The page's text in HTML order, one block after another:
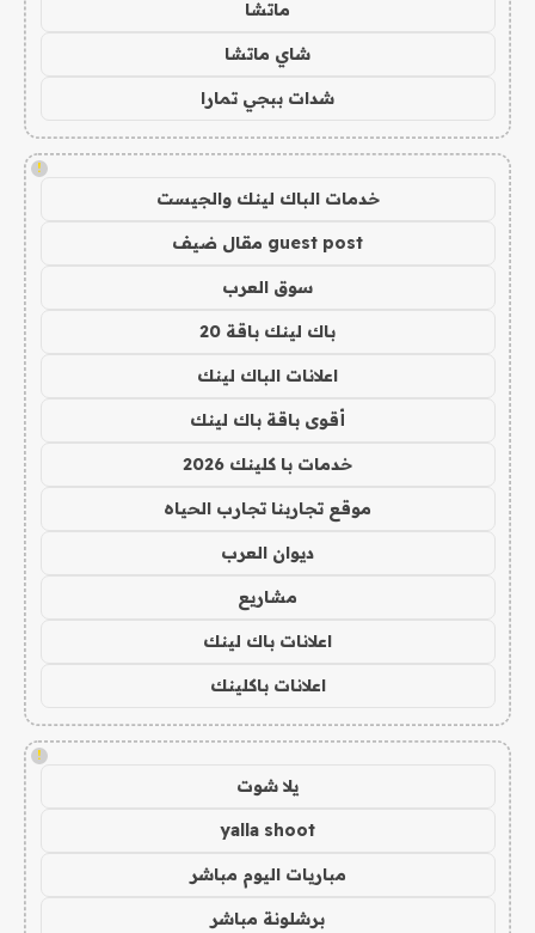
ماتشا
شاي ماتشا
شدات ببجي تمارا
!
خدمات الباك لينك والجيست
guest post مقال ضيف
سوق العرب
باك لينك باقة 20
اعلانات الباك لينك
أقوى باقة باك لينك
خدمات با كلينك 2026
موقع تجاربنا تجارب الحياه
ديوان العرب
مشاريع
اعلانات باك لينك
اعلانات باكلينك
!
يلا شوت
yalla shoot
مباريات اليوم مباشر
برشلونة مباشر